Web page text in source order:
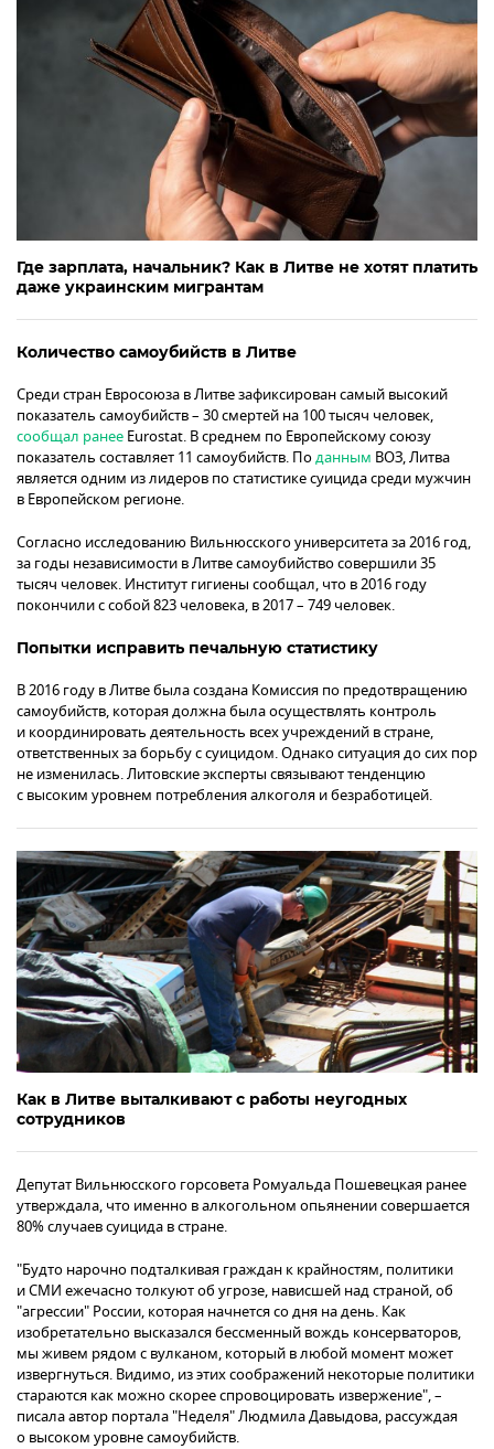
Где зарплата, начальник? Как в Литве не хотят платить
даже украинским мигрантам
Количество самоубийств в Литве
Среди стран Евросоюза в Литве зафиксирован самый высокий
показатель самоубийств – 30 смертей на 100 тысяч человек,
сообщал ранее Eurostat. В среднем по Европейскому союзу
показатель составляет 11 самоубийств. Поданным ВОЗ, Литва
является одним из лидеров по статистике суицида среди мужчин
в Европейском регионе.
Согласно исследованию Вильнюсского университета за 2016 год,
за годы независимости в Литве самоубийство совершили 35
тысяч человек. Институт гигиены сообщал, что в 2016 году
покончили с собой 823 человека, в 2017 – 749 человек.
Попытки исправить печальную статистику
В 2016 году в Литве была создана Комиссия по предотвращению
самоубийств, которая должна была осуществлять контроль
и координировать деятельность всех учреждений в стране,
ответственных за борьбу с суицидом. Однако ситуация до сих пор
не изменилась. Литовские эксперты связывают тенденцию
с высоким уровнем потребления алкоголя и безработицей.
Как в Литве выталкивают с работы неугодных
сотрудников
Депутат Вильнюсского горсовета Ромуальда Пошевецкая ранее
утверждала, что именно в алкогольном опьянении совершается
80% случаев суицида в стране.
"Будто нарочно подталкивая граждан к крайностям, политики
и СМИ ежечасно толкуют об угрозе, нависшей над страной, об
"агрессии" России, которая начнется со дня на день. Как
изобретательно высказался бессменный вождь консерваторов,
мы живем рядом с вулканом, который в любой момент может
извергнуться. Видимо, из этих соображений некоторые политики
стараются как можно скорее спровоцировать извержение", –
писала автор портала "Неделя" Людмила Давыдова, рассуждая
о высоком уровне самоубийств.